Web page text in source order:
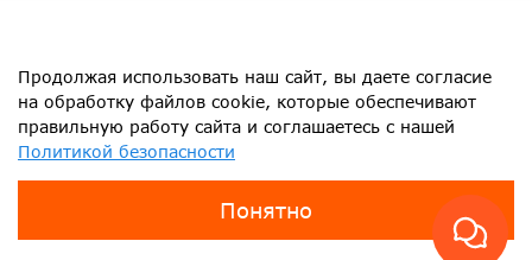
Каталог
Информация
Продолжая использовать наш сайт, вы даете согласие
на обработку файлов cookie, которые обеспечивают
правильную работу сайта и соглашаетесь с нашей
Политикой безопасности
Понятно